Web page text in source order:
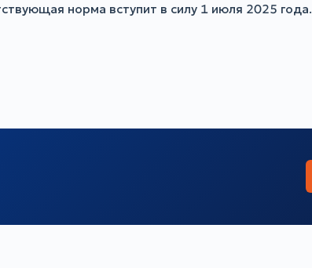
норма вступит в силу 1 июля 2025 года.